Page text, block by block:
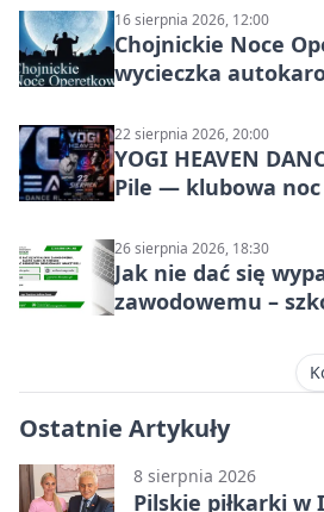
16 sierpnia 2026, 12:00
Chojnickie Noce
wycieczka
22 sierpnia 2026, 20:00
YOGI HEAVEN
Pile — klubowa noc
26 sierpnia 2026, 18:30
Jak nie dać się
zawodowemu –
Ostatnie Artykuły
8 sierpnia 2026
Pilskie piłkarki w